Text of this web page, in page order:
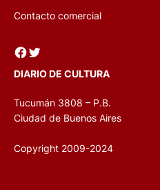
Contacto comercial
Facebook Twitter
DIARIO DE CULTURA
Tucumán 3808 – P.B.
Ciudad de Buenos Aires
Copyright 2009-2024